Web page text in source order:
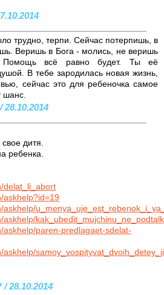
трудно, терпи. Сейчас потерпишь, в
Веришь в Бога - молись, не веришь
всё равно будет. Ты её
В тебе зародилась новая жизнь,
сейчас это для ребеночка самое
шанс.
дитя.
ребенка.
delat_li_abort
askhelp?id=19
askhelp/
askhelp/
askhelp/paren-predlagaet-sdelat-
askhelp/
28.10.2014